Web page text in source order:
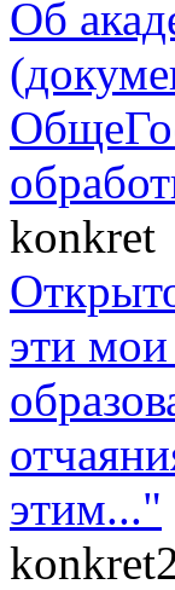
Об
konkret
эти
этим..."